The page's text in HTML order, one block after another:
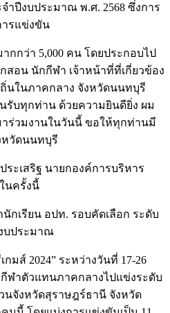
ำปีงบประมาณ พ.ศ. 2568 ซึ่งการ
ารแข่งขัน
กกว่า 5,000 คน โดยประกอบไป
สอน นักกีฬา เจ้าหน้าที่ที่เกี่ยวข้อง
นในภาคกลาง จังหวัดนนทบุรี
รับทุกท่าน ด้วยความยินดียิ่ง ผม
ร่วมงานในวันนี้ ขอให้ทุกท่านมี
หวัดนนทบุรี
ระเสริฐ นายกองค์การบริหาร
นครั้งนี้
กเรียน อปท. รอบคัดเลือก ระดับ
บประมาณ
มส์ 2024” ระหว่างวันที่ 17-26
ฬาตัวแทนภาคกลางไปแข่งระดับ
นจังหวัดสุราษฎร์ธานี จังหวัด